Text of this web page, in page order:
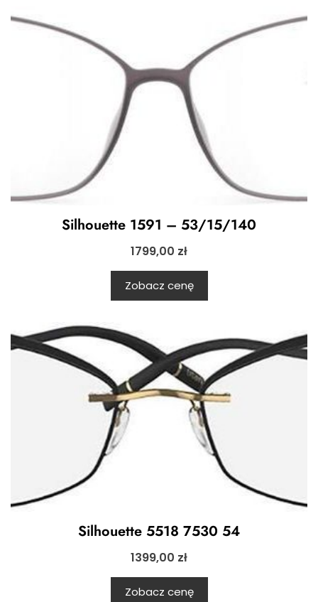
Silhouette 1591 – 53/15/140
1799,00 zł
Zobacz cenę
Silhouette 5518 7530 54
1399,00 zł
Zobacz cenę